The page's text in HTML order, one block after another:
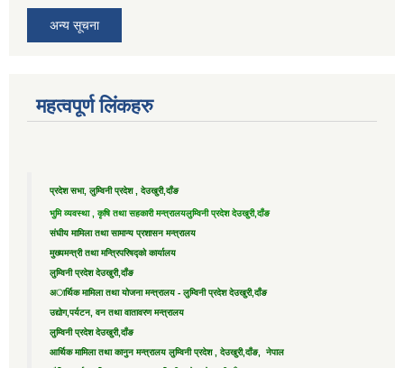
अन्य सूचना
महत्वपूर्ण लिंकहरु
प्रदेश सभा, लुम्विनी प्रदेश , देउखुरी,दाँङ
भुमि व्यवस्था , कृषि तथा सहकारी मन्त्रालयलुम्विनी प्रदेश देउखुरी,दाँङ
संघीय मामिला तथा सामान्य प्रशासन मन्त्रालय
मुख्यमन्त्री तथा मन्त्रिपरिषद्को कार्यालय
लुम्विनी प्रदेश देउखुरी,दाँङ
अार्थिक मामिला तथा योजना मन्त्रालय - लुम्विनी प्रदेश देउखुरी,दाँङ
उद्याेग,पर्यटन, वन तथा वातावरण मन्त्रालय
लुम्विनी प्रदेश देउखुरी,दाँङ
आर्थिक मामिला तथा कानुन मन्त्रालय लुम्विनी प्रदेश , देउखुरी,दाँङ, नेपाल